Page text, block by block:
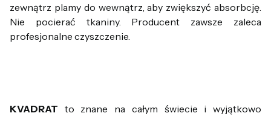
zewnątrz plamy do wewnątrz, aby zwiększyć absorbcję.
Nie pocierać tkaniny. Producent zawsze zaleca
profesjonalne czyszczenie.
KVADRAT to znane na całym świecie i wyjątkowo